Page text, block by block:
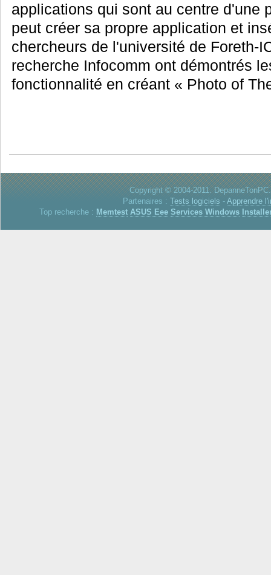
applications qui sont au centre d'une
peut créer sa propre application et
chercheurs de l'université de Foreth-
recherche Infocomm ont démontrés
fonctionnalité en créant « Photo of
Copyright © 2004-2011.
Partenaires : Tests logiciels - Apprendre
Top recherche : Memtest ASUS Eee Services Windows